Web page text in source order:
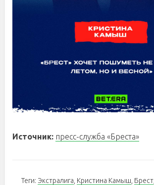
Источник: пресс-служба «Бреста»
Теги: Экстралига Кристина Камыш Брест